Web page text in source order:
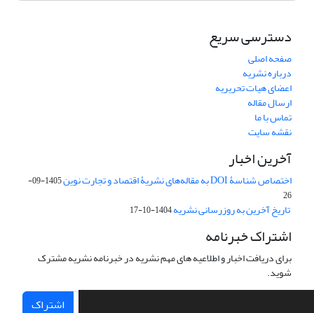
دسترسی سریع
صفحه اصلی
درباره نشریه
اعضای هیات تحریریه
ارسال مقاله
تماس با ما
نقشه سایت
آخرین اخبار
اختصاص شناسۀ DOI به مقاله‌های نشریۀ اقتصاد و تجارت نوین
1405-09-
26
تاریخ آخرین به روزرسانی نشریه1404-10-17
اشتراک خبرنامه
برای دریافت اخبار و اطلاعیه های مهم نشریه در خبرنامه نشریه مشترک
شوید.
اشتراک